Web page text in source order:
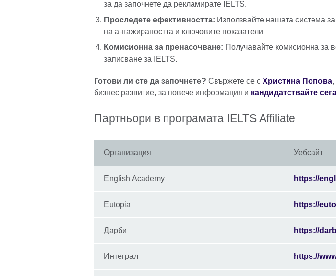
за да започнете да рекламирате IELTS.
Проследете ефективността: Използвайте нашата система
на ангажираността и ключовите показатели.
Комисионна за пренасочване: Получавайте комисионна за
записване за IELTS.
Готови ли сте да започнете? Свържете се с Христина Попова,
бизнес развитие, за повече информация и кандидатствайте сега
Партньори в програмата IELTS Affiliate
Организация Уебсайт
English Academy https://
Eutopia https://
Дарби https://
Интеграл https://